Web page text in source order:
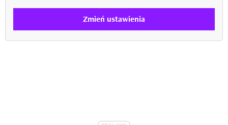
Zmień ustawienia